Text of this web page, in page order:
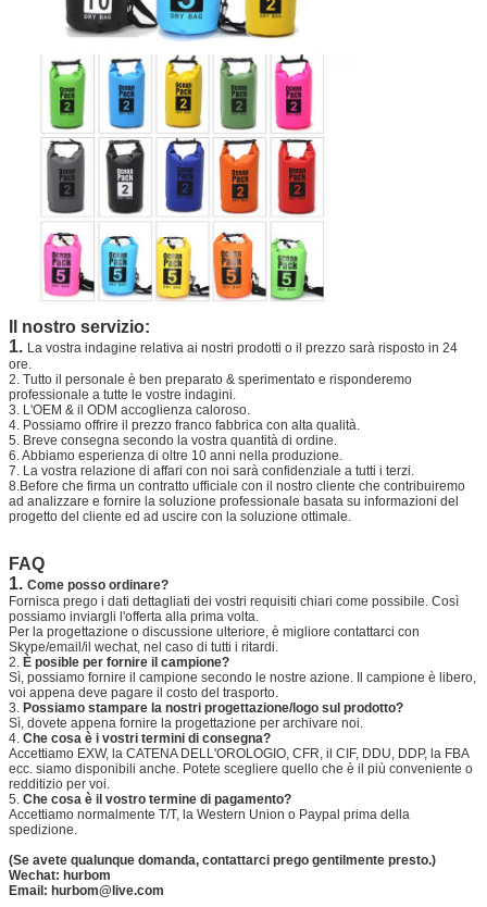
Il nostro servizio:
1. La vostra indagine relativa ai nostri prodotti o il prezzo sarà risposto in 24
ore.
2. Tutto il personale è ben preparato & sperimentato e risponderemo
professionale a tutte le vostre indagini.
3. L'OEM & il ODM accoglienza caloroso.
4. Possiamo offrire il prezzo franco fabbrica con alta qualità.
5. Breve consegna secondo la vostra quantità di ordine.
6. Abbiamo esperienza di oltre 10 anni nella produzione.
7. La vostra relazione di affari con noi sarà confidenziale a tutti i terzi.
8.Before che firma un contratto ufficiale con il nostro cliente che contribuiremo
ad analizzare e fornire la soluzione professionale basata su informazioni del
progetto del cliente ed ad uscire con la soluzione ottimale.
FAQ
1. Come posso ordinare?
Fornisca prego i dati dettagliati dei vostri requisiti chiari come possibile. Così
possiamo inviargli l'offerta alla prima volta.
Per la progettazione o discussione ulteriore, è migliore contattarci con
Skype/email/il wechat, nel caso di tutti i ritardi.
2. È posible per fornire il campione?
Sì, possiamo fornire il campione secondo le nostre azione. Il campione è libero,
voi appena deve pagare il costo del trasporto.
3. Possiamo stampare la nostri progettazione/logo sul prodotto?
Sì, dovete appena fornire la progettazione per archivare noi.
4. Che cosa è i vostri termini di consegna?
Accettiamo EXW, la CATENA DELL'OROLOGIO, CFR, il CIF, DDU, DDP, la FBA
ecc. siamo disponibili anche. Potete scegliere quello che è il più conveniente o
redditizio per voi.
5. Che cosa è il vostro termine di pagamento?
Accettiamo normalmente T/T, la Western Union o Paypal prima della
spedizione.
(Se avete qualunque domanda, contattarci prego gentilmente presto.)
Wechat: hurbom
Email: hurbom@live.com